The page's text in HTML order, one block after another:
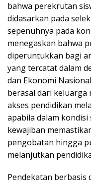
bahwa perekrutan
didasarkan pada
sepenuhnya pada
menegaskan bahwa
diperuntukkan bagi
yang tercatat dalam
dan Ekonomi
berasal dari keluarga
akses pendidikan
apabila dalam
kewajiban
pengobatan hingga
melanjutkan
Pendekatan berbasis